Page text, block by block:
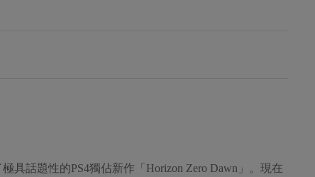
極具話題性的PS4獨佔新作「Horizon Zero Dawn」。現在